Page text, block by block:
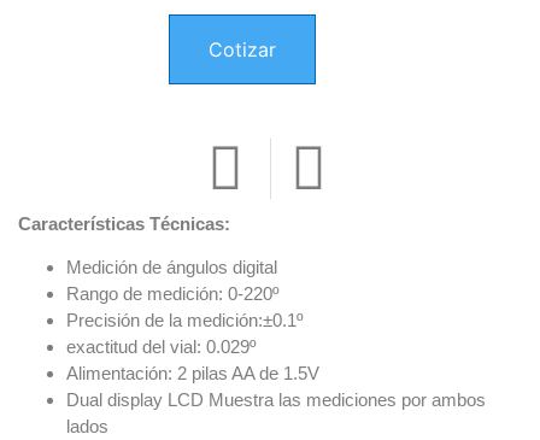
Cotizar
Características Técnicas:
Medición de ángulos digital
Rango de medición: 0-220º
Precisión de la medición:±0.1º
exactitud del vial: 0.029º
Alimentación: 2 pilas AA de 1.5V
Dual display LCD Muestra las mediciones por ambos
lados